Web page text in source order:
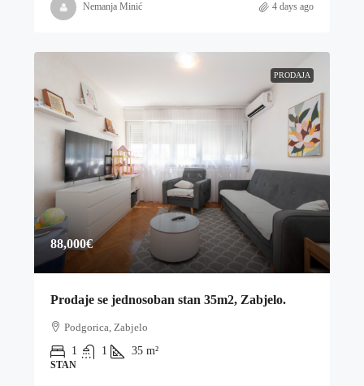
Nemanja Minić 4 days ago
PRODAJA
88,000€
Prodaje se jednosoban stan 35m2, Zabjelo.
Podgorica, Zabjelo
1
1 35 m²
STAN